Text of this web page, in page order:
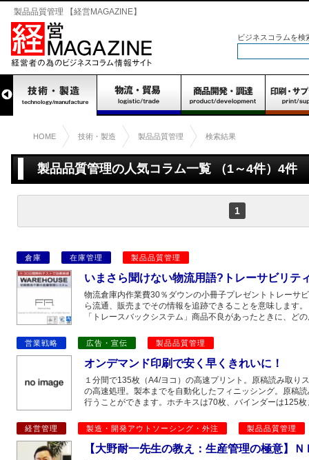
製品品質管理 【経営MAGAZINE】
ビジネスコラムを検
HOME 技術・製造 製品品質管理 検索結果
製品品質管理の人気コラム一覧 （1～4件）4件
1
倉庫 在庫管理 製品品質管理
いまさら聞けない物流用語?トレーサビリテ
物流倉庫内作業費30％ダウンの小冊子プレゼントトレーサ
ら流通、販売までその情報を追跡できることを意味します
「トレースバックシステム」商品不良があったときに、ど
営業戦略 広告・宣伝 製品品質管理
オンデマンド印刷で安く早くきれいに！
１分間で135枚（A4/ヨコ）の高速プリント。原稿読み取り
の高速処理。製本までを自動化したフィニッシング。原稿
行うことができます。ホチキスは70枚、バインダーは125
経営管理 製造・開発アウトソーシング・外注 製品品質管理
【大野耐一先生の教え：生産管理の極意】